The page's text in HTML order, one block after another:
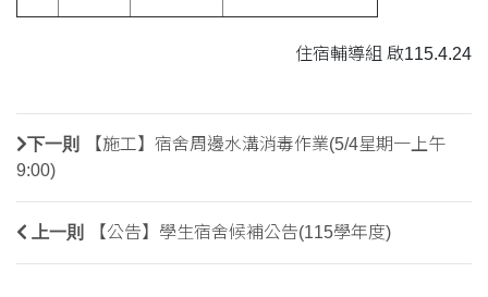
住宿輔導組 啟115.4.24
下一則
【施工】宿舍周邊水溝消毒作業(5/4星期一上午
9:00)
上一則 【公告】學生宿舍候補公告(115學年度)